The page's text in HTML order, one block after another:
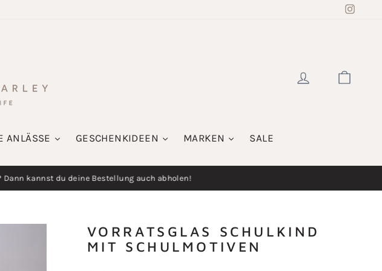
ANLÄSSE GESCHENKIDEEN MARKEN SALE
kannst du deine Bestellung auch abholen!
VORRATSGLAS SCHULKIND
MIT SCHULMOTIVEN